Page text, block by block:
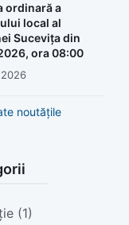
ordinară a
local al
Sucevița din
ora 08:00
noutățile
(1)